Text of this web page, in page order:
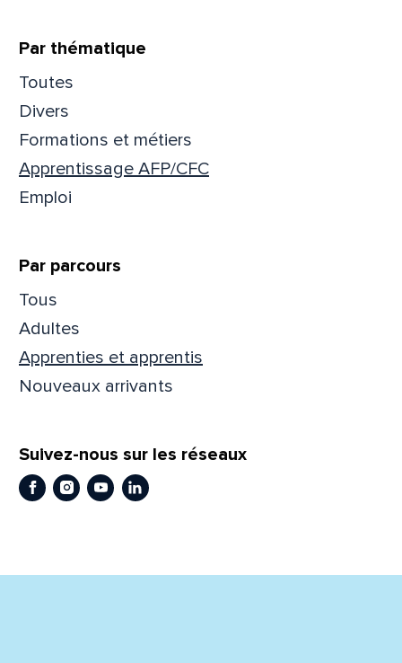
Par thématique
Toutes
Divers
Formations et métiers
Apprentissage AFP/CFC
Emploi
Par parcours
Tous
Adultes
Apprenties et apprentis
Nouveaux arrivants
Suivez-nous sur les réseaux
Facebook
Instagram
YoutubeLinkedIn